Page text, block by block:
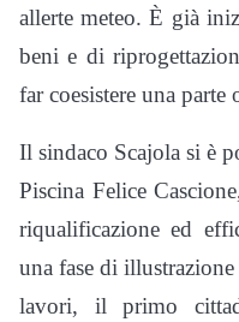
allerte meteo. È già
beni e di
far coesistere una parte
Il sindaco Scajola si è
Piscina Felice
riqualificazione ed
una fase di
lavori, il primo